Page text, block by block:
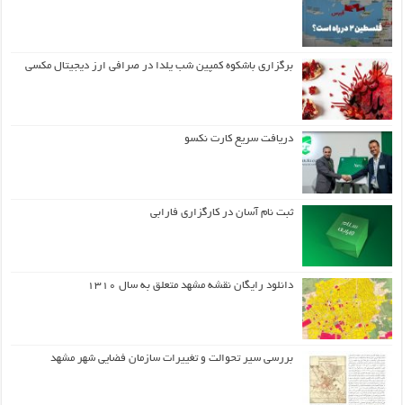
برگزاری باشکوه کمپین شب یلدا در صرافی ارز دیجیتال مکسی
دریافت سریع کارت نکسو
ثبت نام آسان در کارگزاری فارابی
دانلود رایگان نقشه مشهد متعلق به سال ۱۳۱۰
بررسی سیر تحوالت و تغییرات سازمان فضایی شهر مشهد